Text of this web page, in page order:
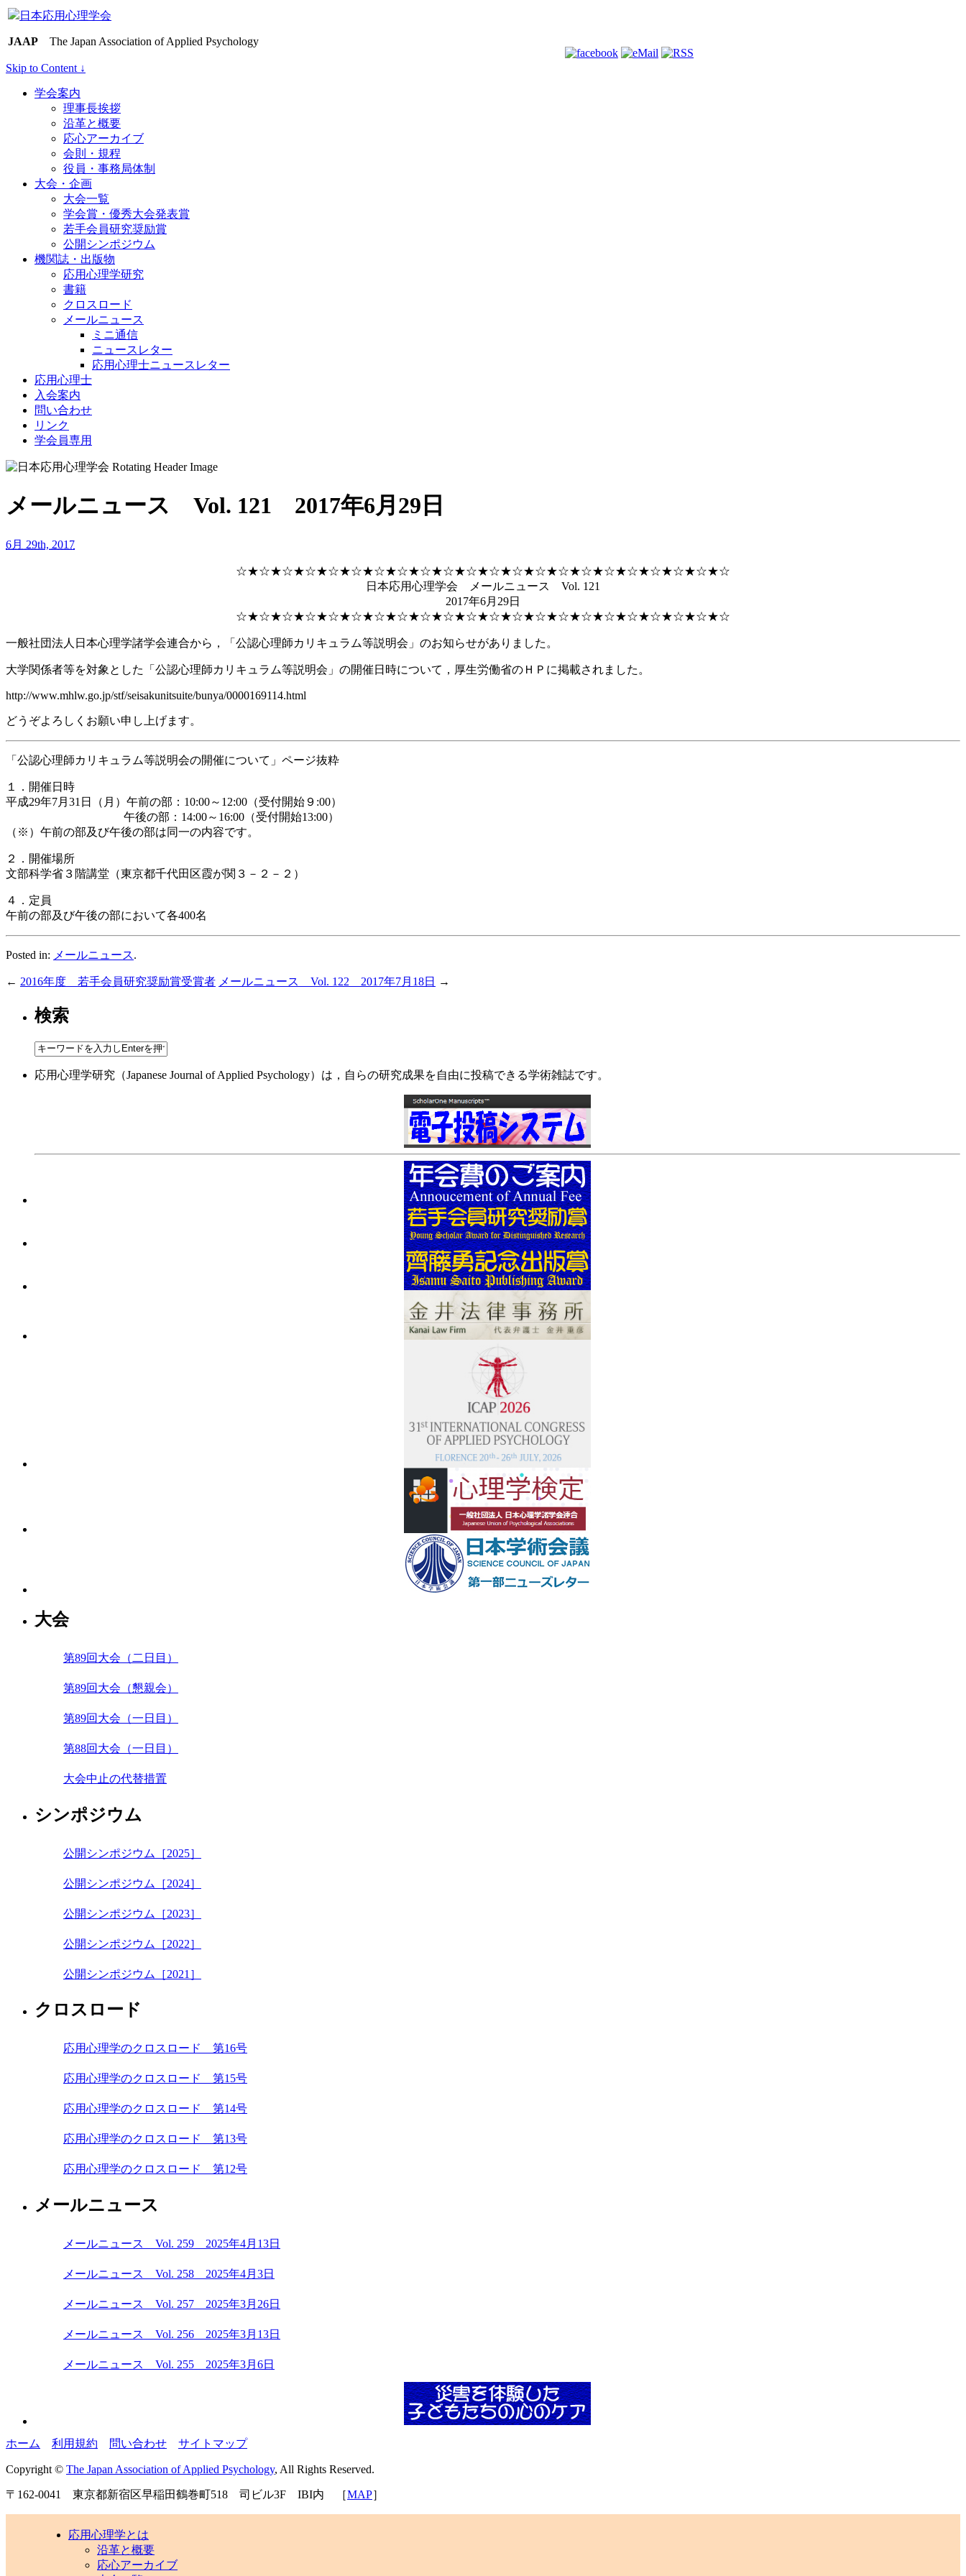
日本応用心理学会
JAAP The Japan Association of Applied Psychology
Skip to Content ↓
学会案内
理事長挨拶
沿革と概要
応心アーカイブ
会則・規程
役員・事務局体制
大会・企画
大会一覧
学会賞・優秀大会発表賞
若手会員研究奨励賞
公開シンポジウム
機関誌・出版物
応用心理学研究
書籍
クロスロード
メールニュース
ミニ通信
ニュースレター
応用心理士ニュースレター
応用心理士
入会案内
問い合わせ
リンク
学会員専用
メールニュース Vol. 121 2017年6月29日
6月 29th, 2017
☆★☆★☆★☆★☆★☆★☆★☆★☆★☆★☆★☆★☆★☆★☆★☆★☆★☆★☆★☆★☆★☆
日本応用心理学会 メールニュース Vol. 121
2017年6月29日
☆★☆★☆★☆★☆★☆★☆★☆★☆★☆★☆★☆★☆★☆★☆★☆★☆★☆★☆★☆★☆★☆
一般社団法人日本心理学諸学会連合から，「公認心理師カリキュラム等説明会」のお知らせがありました。
大学関係者等を対象とした「公認心理師カリキュラム等説明会」の開催日時について，厚生労働省のＨＰに掲載されました。
http://www.mhlw.go.jp/stf/seisakunitsuite/bunya/0000169114.html
どうぞよろしくお願い申し上げます。
「公認心理師カリキュラム等説明会の開催について」ページ抜粋
１．開催日時
平成29年7月31日（月）午前の部：10:00～12:00（受付開始９:00）
午後の部：14:00～16:00（受付開始13:00）
（※）午前の部及び午後の部は同一の内容です。
２．開催場所
文部科学省３階講堂（東京都千代田区霞が関３－２－２）
４．定員
午前の部及び午後の部において各400名
Posted in: メールニュース.
← 2016年度 若手会員研究奨励賞受賞者 メールニュース Vol. 122 2017年7月18日 →
検索
応用心理学研究（Japanese Journal of Applied Psychology）は，自らの研究成果を自由に投稿できる学術雑誌です。
大会
第89回大会（二日目）
第89回大会（懇親会）
第89回大会（一日目）
第88回大会（一日目）
大会中止の代替措置
シンポジウム
公開シンポジウム［2025］
公開シンポジウム［2024］
公開シンポジウム［2023］
公開シンポジウム［2022］
公開シンポジウム［2021］
クロスロード
応用心理学のクロスロード 第16号
応用心理学のクロスロード 第15号
応用心理学のクロスロード 第14号
応用心理学のクロスロード 第13号
応用心理学のクロスロード 第12号
メールニュース
メールニュース Vol. 259 2025年4月13日
メールニュース Vol. 258 2025年4月3日
メールニュース Vol. 257 2025年3月26日
メールニュース Vol. 256 2025年3月13日
メールニュース Vol. 255 2025年3月6日
ホーム 利用規約 問い合わせ サイトマップ
Copyright © The Japan Association of Applied Psychology, All Rights Reserved.
〒162-0041 東京都新宿区早稲田鶴巻町518 司ビル3F IBI内 ［MAP］
応用心理学とは
沿革と概要
応心アーカイブ